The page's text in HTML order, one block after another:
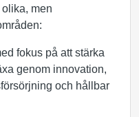
men
fokus på att stärka
genom innovation,
och hållbar